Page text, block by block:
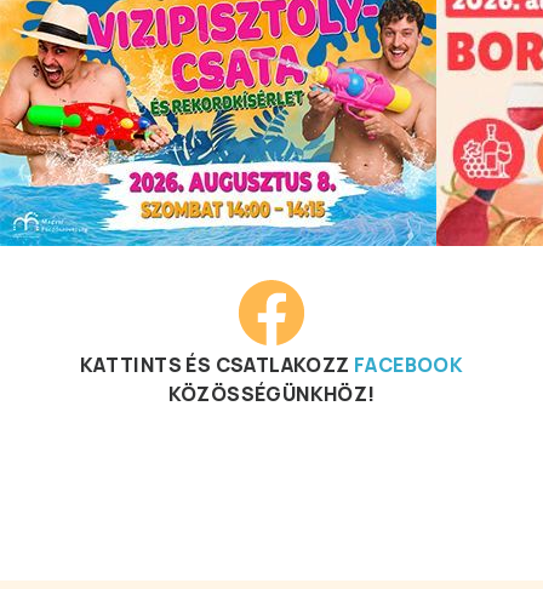
KATTINTS ÉS CSATLAKOZZ FACEBOOK
KÖZÖSSÉGÜNKHÖZ!